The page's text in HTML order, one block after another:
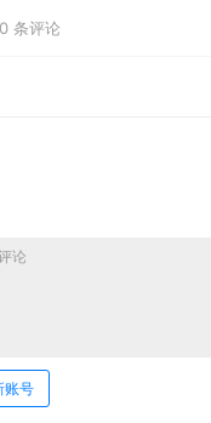
0 条评论
账号